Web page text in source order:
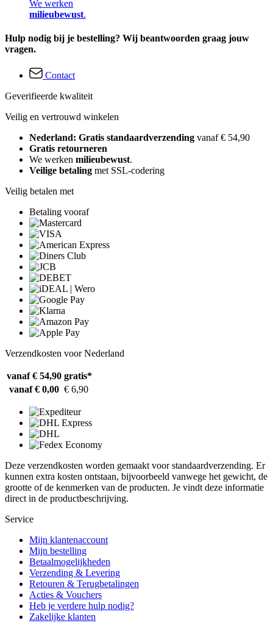
We werken
milieubewust.
Hulp nodig bij je bestelling? Wij beantwoorden graag jouw
vragen.
Contact
Geverifieerde kwaliteit
Veilig en vertrouwd winkelen
Nederland: Gratis standaardverzending vanaf € 54,90
Gratis retourneren
We werken milieubewust.
Veilige betaling met SSL-codering
Veilig betalen met
Betaling vooraf
Verzendkosten voor Nederland
vanaf € 54,90 gratis*
vanaf € 0,00 € 6,90
Deze verzendkosten worden gemaakt voor standaardverzending. Er
kunnen extra kosten ontstaan, bijvoorbeeld vanwege het gewicht, de
grootte of de kenmerken van de producten. Je vindt deze informatie
direct in de productbeschrijving.
Service
Mijn klantenaccount
Mijn bestelling
Betaalmogelijkheden
Verzending & Levering
Retouren & Terugbetalingen
Acties & Vouchers
Heb je verdere hulp nodig?
Zakelijke klanten